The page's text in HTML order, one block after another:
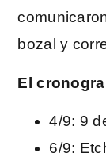
bozal y
El
4/9: 9
6/9: